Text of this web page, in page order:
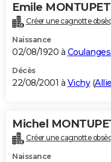
Emile MONTUPET
Créer une cagnotte
Naissance
02/08/1920 à
Décès
22/08/2001 à Vichy(
Michel
Créer une cagnotte
Naissance